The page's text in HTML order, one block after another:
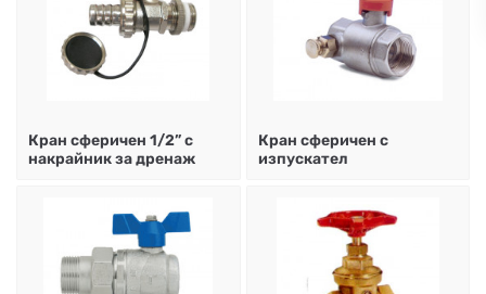
КАМИНИ
НА
ДЪРВА
КОТЛИ
KОТЛИ
НА
ГАЗ
Кран сфeричен 1/2” с
накрайник за дренаж
Кран сферичен с
изпускател